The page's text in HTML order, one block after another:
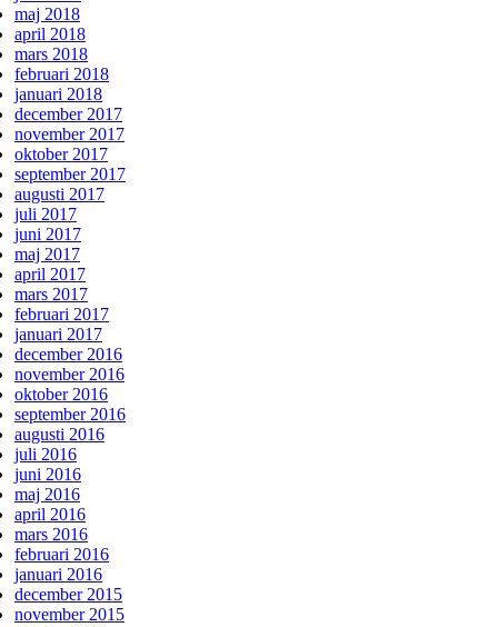
maj 2018
april 2018
mars 2018
februari 2018
januari 2018
december 2017
november 2017
oktober 2017
september 2017
augusti 2017
juli 2017
juni 2017
maj 2017
april 2017
mars 2017
februari 2017
januari 2017
december 2016
november 2016
oktober 2016
september 2016
augusti 2016
juli 2016
juni 2016
maj 2016
april 2016
mars 2016
februari 2016
januari 2016
december 2015
november 2015